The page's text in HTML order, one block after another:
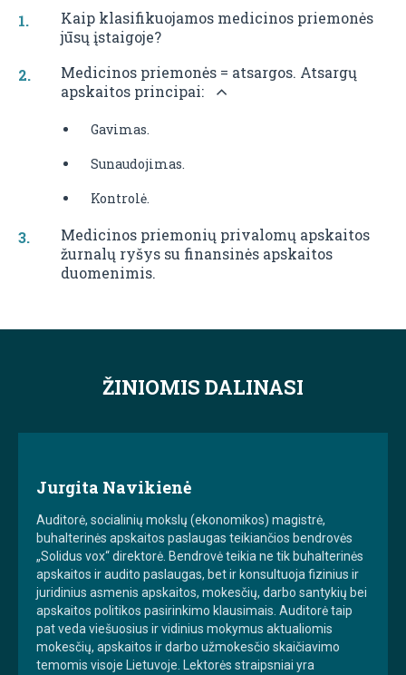
Kaip klasifikuojamos medicinos priemonės
jūsų įstaigoje?
Medicinos priemonės = atsargos. Atsargų
apskaitos principai:
Gavimas.
Sunaudojimas.
Kontrolė.
Medicinos priemonių privalomų apskaitos
žurnalų ryšys su finansinės apskaitos
duomenimis.
ŽINIOMIS DALINASI
Jurgita Navikienė
Auditorė, socialinių mokslų (ekonomikos) magistrė,
buhalterinės apskaitos paslaugas teikiančios bendrovės
„Solidus vox“ direktorė. Bendrovė teikia ne tik buhalterinės
apskaitos ir audito paslaugas, bet ir konsultuoja fizinius ir
juridinius asmenis apskaitos, mokesčių, darbo santykių bei
apskaitos politikos pasirinkimo klausimais. Auditorė taip
pat veda viešuosius ir vidinius mokymus aktualiomis
mokesčių, apskaitos ir darbo užmokesčio skaičiavimo
temomis visoje Lietuvoje. Lektorės straipsniai yra